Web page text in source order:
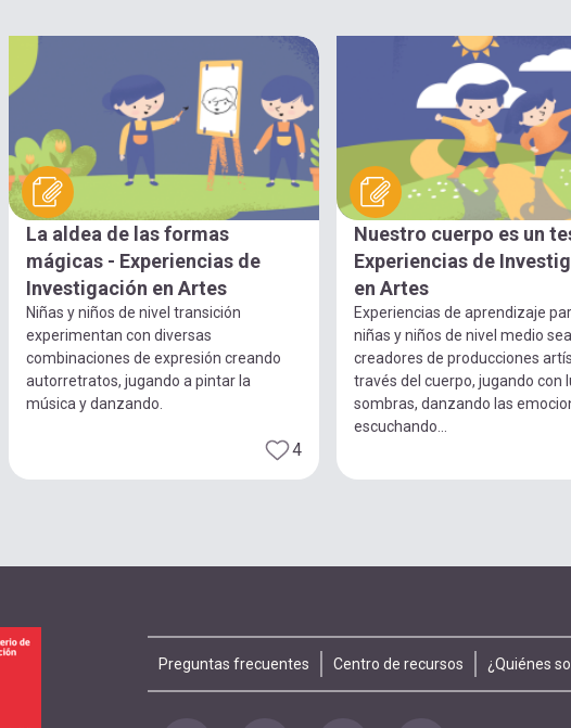
La aldea de las formas
mágicas - Experiencias de
Investigación en Artes
Niñas y niños de nivel transición
experimentan con diversas
combinaciones de expresión creando
autorretratos, jugando a pintar la
música y danzando.
4
Nuestro cuerpo es un
Experiencias de
en Artes
Experiencias de aprendizaje
niñas y niños de nivel medio
creadores de producciones
través del cuerpo, jugando con
sombras, danzando las
escuchando...
Footer
Preguntas frecuentes Centro de recursos ¿Quiénes